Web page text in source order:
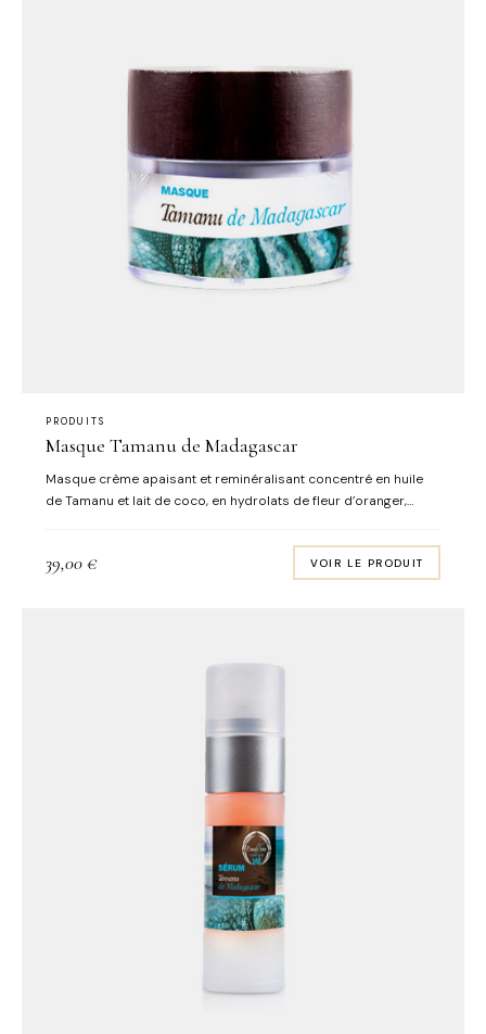
PRODUITS
Masque Tamanu de Madagascar
Masque crème apaisant et reminéralisant concentré en huile
de Tamanu et lait de coco, en hydrolats de fleur d’oranger,
beauté des peaux déshydratées. Au fil des applications, la
peau retrouve douceur, confort et hydratation Senteurs
39,00€ VOIR LE PRODUIT